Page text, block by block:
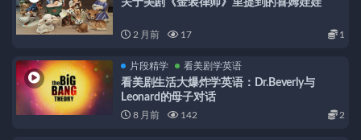
关于美剧《金装律师》里提到的喜姆娃娃
2 月前 17 1
片段精学 看美剧学英语
看美剧生活大爆炸学英语：Dr.Beverly与
Leonard的母子对话
8 月前 142 2